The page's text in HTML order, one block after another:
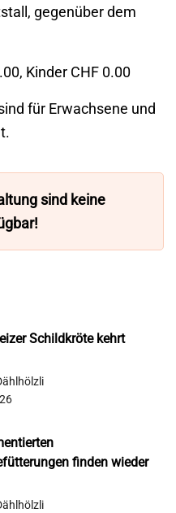
gegenüber dem
Kinder CHF 0.00
für Erwachsene und
sind keine
Schildkröte kehrt
finden wieder